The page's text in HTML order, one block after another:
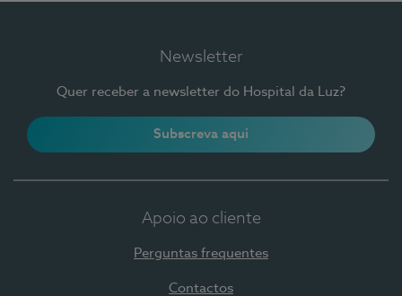
Newsletter
Quer receber a newsletter do Hospital da Luz?
Subscreva aqui
Apoio ao cliente
Perguntas frequentes
Contactos